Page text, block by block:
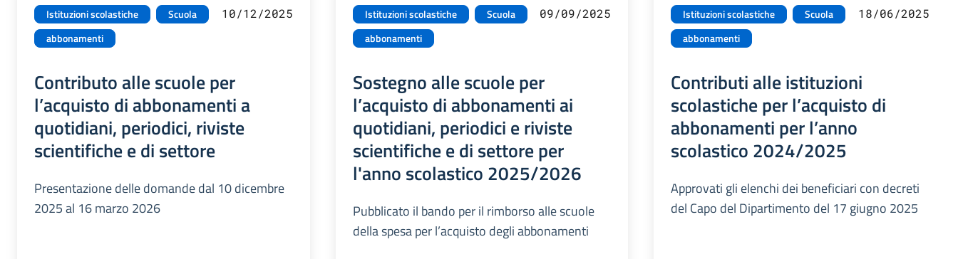
Istituzioni scolastiche
Scuola
abbonamenti
10/12/2025
Contributo alle scuole per
l’acquisto di abbonamenti a
quotidiani, periodici, riviste
scientifiche e di settore
Presentazione delle domande dal 10 dicembre
2025 al 16 marzo 2026
Istituzioni scolastiche
Scuola
abbonamenti
09/09/2025
Sostegno alle scuole per
l’acquisto di abbonamenti ai
quotidiani, periodici e riviste
scientifiche e di settore per
l'anno scolastico 2025/2026
Pubblicato il bando per il rimborso alle scuole
della spesa per l’acquisto degli abbonamenti
Istituzioni scolastiche
Scuola
abbonamenti
18/06/2025
Contributi alle istituzioni
scolastiche per l’acquisto di
abbonamenti per l’anno
scolastico 2024/2025
Approvati gli elenchi dei beneficiari con decreti
del Capo del Dipartimento del 17 giugno 2025